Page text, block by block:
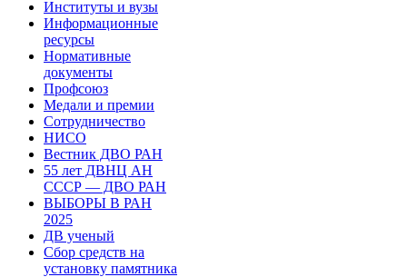
Институты и вузы
Информационные
ресурсы
Нормативные
документы
Профсоюз
Медали и премии
Сотрудничество
НИСО
Вестник ДВО РАН
55 лет ДВНЦ АН
СССР — ДВО РАН
ВЫБОРЫ В РАН
2025
ДВ ученый
Сбор средств на
установку памятника